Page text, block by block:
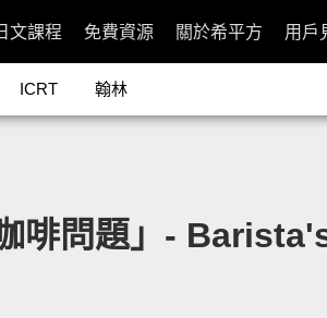
文課程 免費資源 關於希平方 用戶
ICRT 翰林
咖啡問題」-